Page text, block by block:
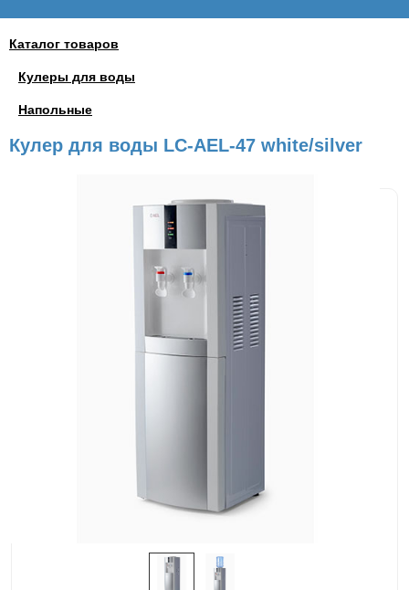
Каталог товаров
Кулеры для воды
Напольные
Кулер для воды LC-AEL-47 white/silver